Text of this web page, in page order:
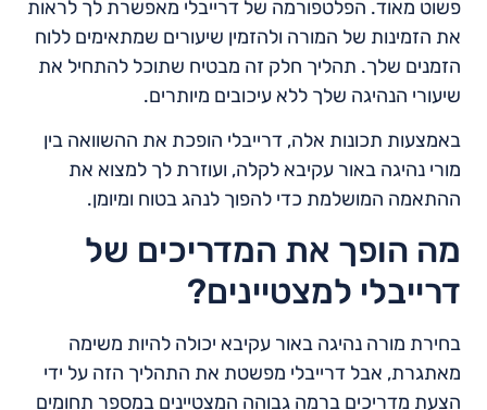
פשוט מאוד. הפלטפורמה של דרייבלי מאפשרת לך לראות
את הזמינות של המורה ולהזמין שיעורים שמתאימים ללוח
הזמנים שלך. תהליך חלק זה מבטיח שתוכל להתחיל את
שיעורי הנהיגה שלך ללא עיכובים מיותרים.
באמצעות תכונות אלה, דרייבלי הופכת את ההשוואה בין
מורי נהיגה באור עקיבא לקלה, ועוזרת לך למצוא את
ההתאמה המושלמת כדי להפוך לנהג בטוח ומיומן.
מה הופך את המדריכים של
דרייבלי למצטיינים?
בחירת מורה נהיגה באור עקיבא יכולה להיות משימה
מאתגרת, אבל דרייבלי מפשטת את התהליך הזה על ידי
הצעת מדריכים ברמה גבוהה המצטיינים במספר תחומים